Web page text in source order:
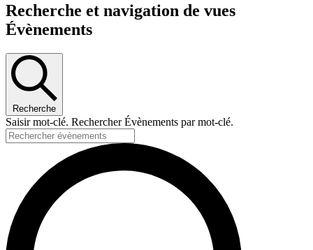
Recherche et navigation de vues
Évènements
Recherche
Saisir mot-clé. Rechercher Évènements par mot-clé.